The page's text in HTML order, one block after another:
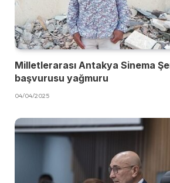
Milletlerarası Antakya Sinema
başvurusu yağmuru
04/04/2025